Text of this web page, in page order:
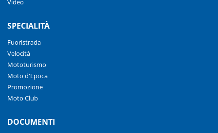
Video
SPECIALITÀ
Fuoristrada
Velocità
Mototurismo
Moto d'Epoca
Promozione
Moto Club
DOCUMENTI